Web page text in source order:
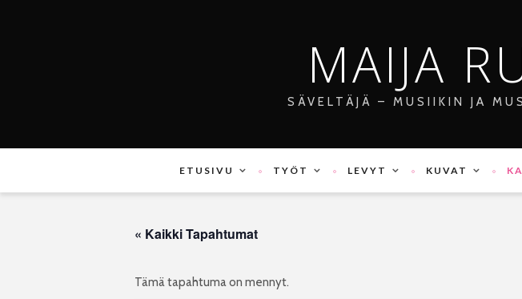
MAIJA
SÄVELTÄJÄ – MUSIIKIN JA
ETUSIVU TYÖT LEVYT KUVAT
« Kaikki Tapahtumat
Tämä tapahtuma on mennyt.